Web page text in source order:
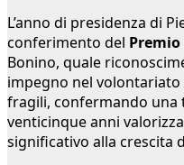
L’anno di presidenza di
conferimento del Premio
Bonino, quale
impegno nel
fragili, confermando una
venticinque anni
significativo alla crescita